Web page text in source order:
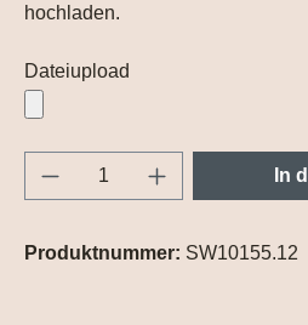
hochladen.
Dateiupload
Produkt Anzahl: Gib In
Produktnummer: SW10155.12